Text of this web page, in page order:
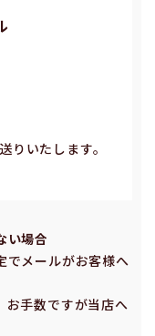
りいたします。
い場合
でメールがお客様へ
お⼿数ですが当店へ